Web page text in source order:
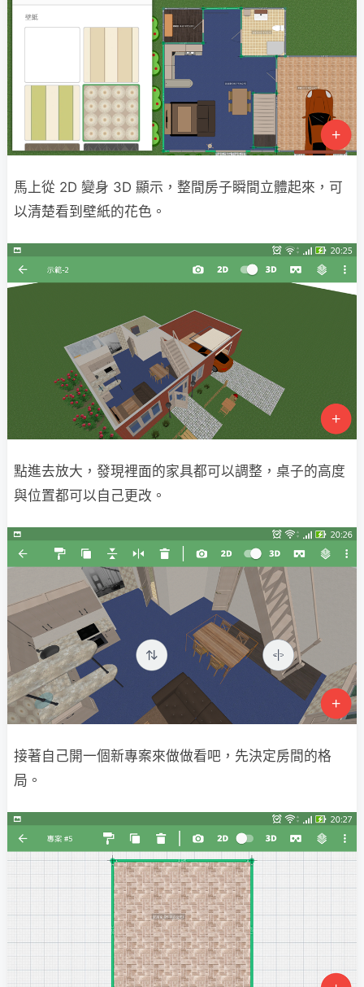
馬上從 2D 變身 3D 顯示，整間房子瞬間立體起來，可
以清楚看到壁紙的花色。
點進去放大，發現裡面的家具都可以調整，桌子的高度
與位置都可以自己更改。
接著自己開一個新專案來做做看吧，先決定房間的格
局。